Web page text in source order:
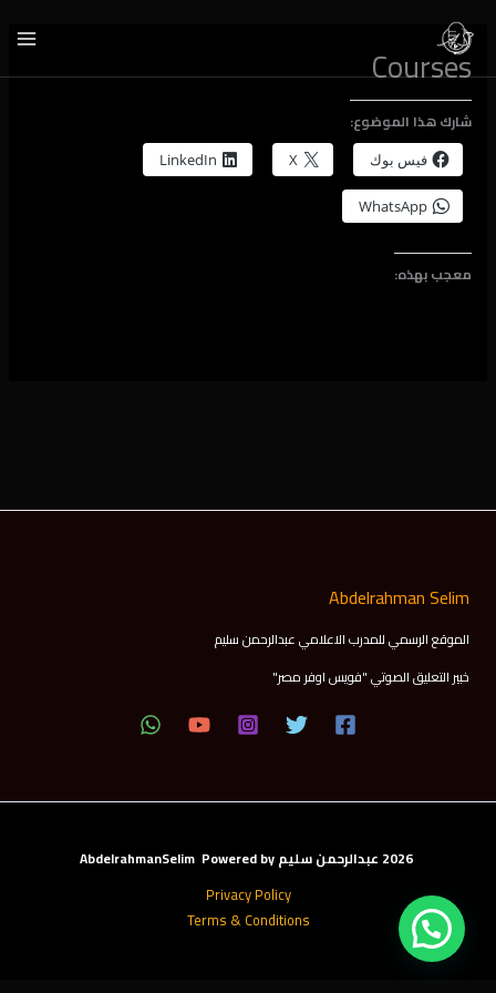
تخطي
المحتوى
Courses
شارك هذا الموضوع:
فيس بوك X
LinkedIn
WhatsApp
معجب بهذه:
Abdelrahman Selim
الموقع الرسمي للمدرب الاعلامي عبدالرحمن سليم
خبير التعليق الصوتي "فويس اوفر مصر"
Privacy Policy
Terms & Conditions